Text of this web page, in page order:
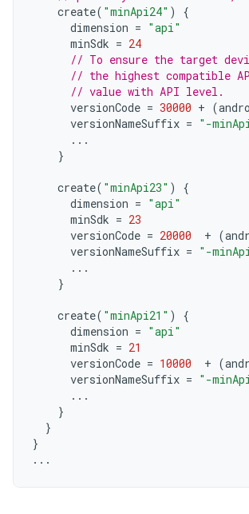
create( "minApi24" )
{
dimension = "api"
minSdk = 24
// To ensure the target
// the highest compatible
// value with API level.
versionCode = 30000 + (
versionNameSuffix = "-
...
}
create( "minApi23" )
{
dimension = "api"
minSdk = 23
versionCode = 20000 + (
versionNameSuffix = "-
...
}
create( "minApi21" )
{
dimension = "api"
minSdk = 21
versionCode = 10000 + (
versionNameSuffix = "-
...
}
}
}
...